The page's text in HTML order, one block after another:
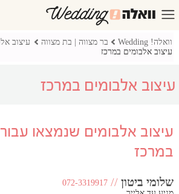
וואלה! Wedding בר מצווה | בת מצווה
עיצוב
עיצוב אלבומים במרכז
עיצוב אלבומים במרכז
עיצוב אלבומים שנמצאו
במרכז
שלומי ביטון //
072-3319917